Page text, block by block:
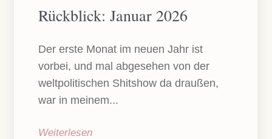
Rückblick: Januar 2026
Der erste Monat im neuen Jahr ist
vorbei, und mal abgesehen von der
weltpolitischen Shitshow da draußen,
war in meinem...
Weiterlesen